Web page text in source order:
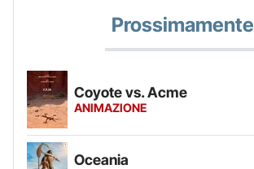
Prossimamente
Coyote vs. Acme
ANIMAZIONE
Oceania